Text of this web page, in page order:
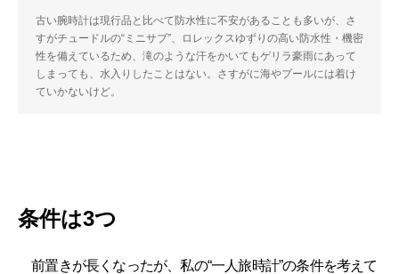
古い腕時計は現行品と比べて防水性に不安があることも多いが、さ
すがチュードルの“ミニサブ”、ロレックスゆずりの高い防水性・機密
性を備えているため、滝のような汗をかいてもゲリラ豪雨にあって
しまっても、水入りしたことはない。さすがに海やプールには着け
ていかないけど。
条件は3つ
前置きが長くなったが、私の“一人旅時計”の条件を考えて